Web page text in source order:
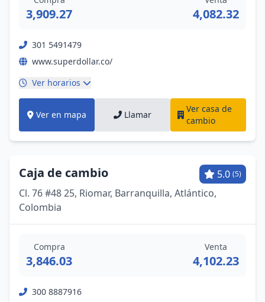
3,909.27 4,082.32
301 5491479
www.superdollar.co/
Ver horarios
Ver en mapa Llamar
Ver casa de
cambio
Caja de cambio 5.0 (5)
Cl. 76 #48 25, Riomar, Barranquilla, Atlántico,
Colombia
Compra
3,846.03
Venta
4,102.23
300 8887916